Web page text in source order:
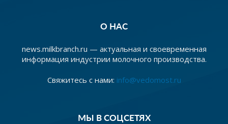
О НАС
news.milkbranch.ru — актуальная и своевременная
информация индустрии молочного производства.
Свяжитесь с нами: info@vedomost.ru
МЫ В СОЦСЕТЯХ